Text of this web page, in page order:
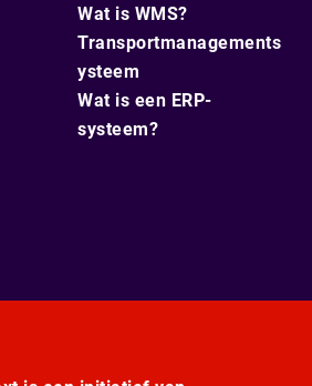
Wat is WMS?
Transportmanagements
ysteem
Wat is een ERP-
systeem?